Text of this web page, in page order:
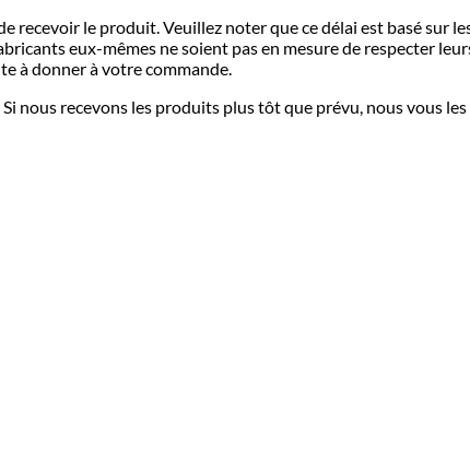
recevoir le produit. Veuillez noter que ce délai est basé sur
eux-mêmes ne soient pas en mesure de respecter
à donner à votre commande.
nous recevons les produits plus tôt que prévu, nous vous